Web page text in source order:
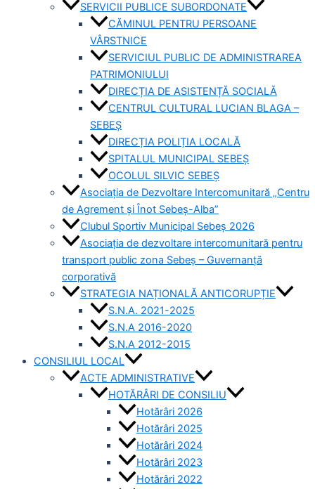
SERVICII PUBLICE SUBORDONATE
CĂMINUL PENTRU PERSOANE
VÂRSTNICE
SERVICIUL PUBLIC DE ADMINISTRAREA
PATRIMONIULUI
DIRECȚIA DE ASISTENȚĂ SOCIALĂ
CENTRUL CULTURAL LUCIAN BLAGA –
SEBEȘ
DIRECȚIA POLIȚIA LOCALĂ
SPITALUL MUNICIPAL SEBEȘ
OCOLUL SILVIC SEBEȘ
Asociația de Dezvoltare Intercomunitară „Centru
de Agrement și Înot Sebeș-Alba”
Clubul Sportiv Municipal Sebeș 2026
Asociația de dezvoltare intercomunitară pentru
transport public zona Sebeș – Guvernanță
corporativă
STRATEGIA NAȚIONALĂ ANTICORUPȚIE
S.N.A. 2021-2025
S.N.A 2016-2020
S.N.A 2012-2015
CONSILIUL LOCAL
ACTE ADMINISTRATIVE
HOTĂRÂRI DE CONSILIU
Hotărâri 2026
Hotărâri 2025
Hotărâri 2024
Hotărâri 2023
Hotărâri 2022